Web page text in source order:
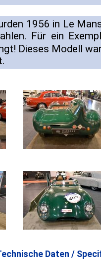
1956 in Le
Für ein
Dieses Modell
Daten /